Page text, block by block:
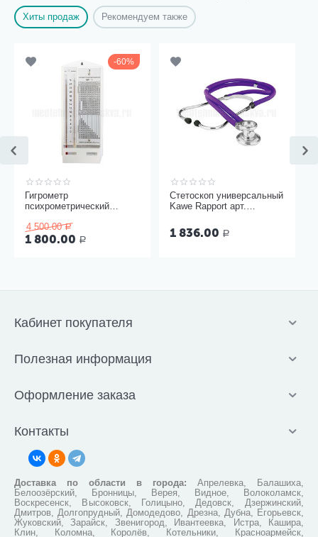
Хиты продаж Рекомендуем также
60%
Гигрометр
психрометрический
4 500.00 Р
1 800.00 Р
Стетоскоп универсальный
Kawe Rapport арт.
1 836.00 Р
Кабинет покупателя
Полезная информация
Оформление заказа
Контакты
Доставка по области в города: Апрелевка, Балашиха,
Белоозёрский, Бронницы, Верея, Видное, Волоколамск,
Воскресенск, Высоковск, Голицыно, Дедовск, Дзержинский,
Дмитров, Долгопрудный, Домодедово, Дрезна, Дубна, Егорьевск,
Жуковский, Зарайск, Звенигород, Ивантеевка, Истра, Кашира,
Клин, Коломна, Королёв, Котельники, Красноармейск,